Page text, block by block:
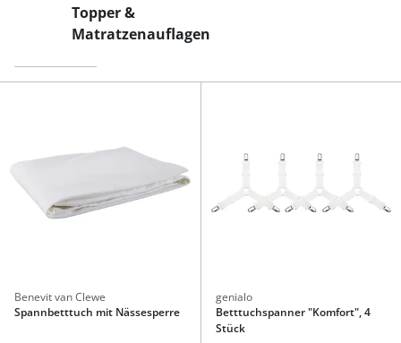
Topper &
Matratzenauflagen
Benevit van Clewe
Spannbetttuch mit Nässesperre
genialo
Betttuchspanner "Komfort", 4
Stück